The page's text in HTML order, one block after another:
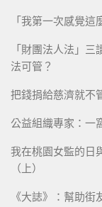
「我第一次感覺
「財團法人法」
法可管？
把錢捐給慈濟就不
公益組織專家：一
我在桃園女監的日
（上）
《大誌》：幫助